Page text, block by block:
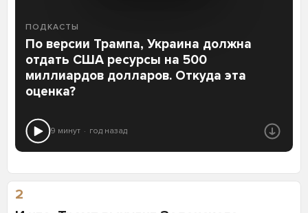
ПОДКАСТЫ
По версии Трампа, Украина должна
отдать США ресурсы на 500
миллиардов долларов. Откуда эта
оценка?
9 минут год назад
2